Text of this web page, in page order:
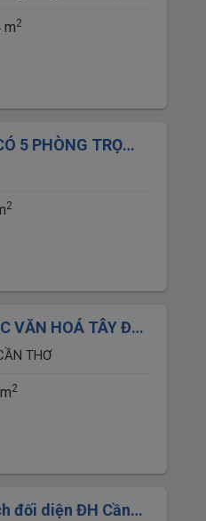
m2
5 PHÒNG TRỌ
2
HOÁ TÂY ĐÔ -
THƠ
2
đối diện ĐH Cần